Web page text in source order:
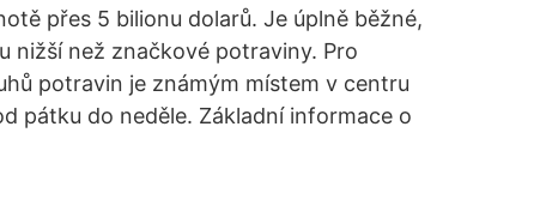
přes 5 bilionu dolarů. Je úplně běžné,
nižší než značkové potraviny. Pro
potravin je známým místem v centru
pátku do neděle. Základní informace o